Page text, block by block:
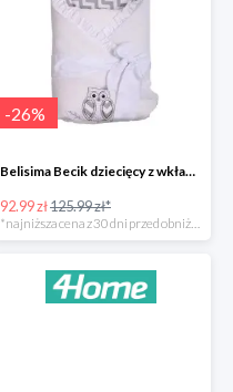
-26%
Belisima Becik dziecięcy z wkładem kokosowym Inteligentna sówka -26%
92.99 zł125.99 zł*